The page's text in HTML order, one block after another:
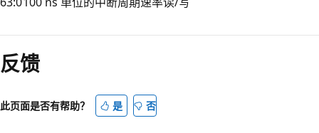
反馈
此页面是否有帮助？ 是 否